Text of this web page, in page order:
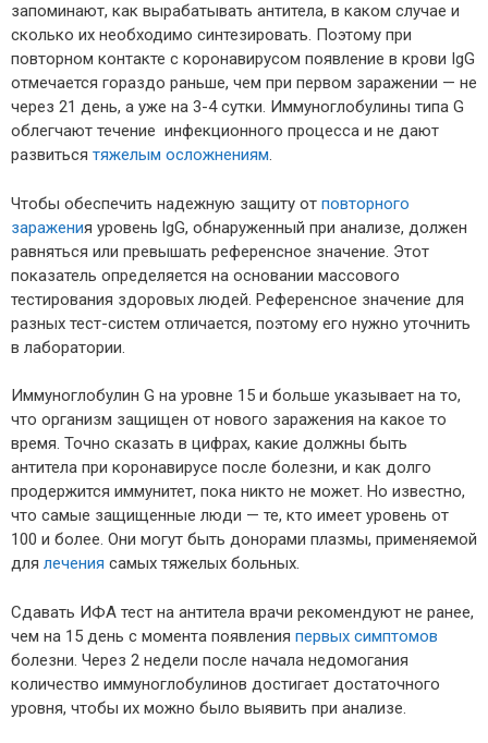
запоминают, как вырабатывать антитела, в каком случае и
сколько их необходимо синтезировать. Поэтому при
повторном контакте с коронавирусом появление в крови IgG
отмечается гораздо раньше, чем при первом заражении — не
через 21 день, а уже на 3-4 сутки. Иммуноглобулины типа G
облегчают течение инфекционного процесса и не дают
развиться тяжелым осложнениям.
Чтобы обеспечить надежную защиту от повторного
заражения уровень lgG, обнаруженный при анализе, должен
равняться или превышать референсное значение. Этот
показатель определяется на основании массового
тестирования здоровых людей. Референсное значение для
разных тест-систем отличается, поэтому его нужно уточнить
в лаборатории.
Иммуноглобулин G на уровне 15 и больше указывает на то,
что организм защищен от нового заражения на какое то
время. Точно сказать в цифрах, какие должны быть
антитела при коронавирусе после болезни, и как долго
продержится иммунитет, пока никто не может. Но известно,
что самые защищенные люди — те, кто имеет уровень от
100 и более. Они могут быть донорами плазмы, применяемой
для лечения самых тяжелых больных.
Сдавать ИФА тест на антитела врачи рекомендуют не ранее,
чем на 15 день с момента появления первых симптомов
болезни. Через 2 недели после начала недомогания
количество иммуноглобулинов достигает достаточного
уровня, чтобы их можно было выявить при анализе.